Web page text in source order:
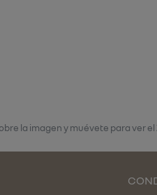
la imagen y muévete para ver el